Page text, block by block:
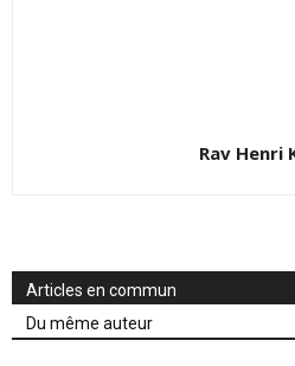
Rav Henri
Articles en commun
Du même auteur